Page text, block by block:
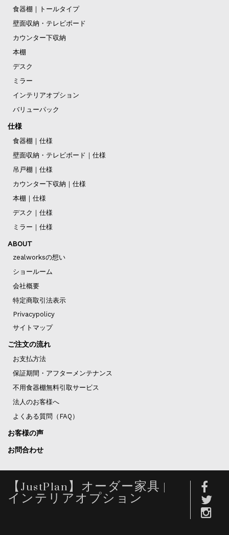
食器棚｜トールタイプ
壁面収納・テレビボード
カウンター下収納
本棚
デスク
ミラー
インテリアオプション
バリューパック
仕様
食器棚｜仕様
壁面収納・テレビボード｜仕様
吊戸棚｜仕様
カウンター下収納｜仕様
本棚｜仕様
デスク｜仕様
ミラー｜仕様
ABOUT
zealworksの想い
ショールーム
会社概要
特定商取引法表示
Privacypolicy
サイトマップ
ご注文の流れ
お支払方法
保証期間・アフターメンテナンス
不用食器棚無料引取サービス
法人のお客様へ
よくある質問（FAQ）
お客様の声
お問合わせ
【JustPlan】オーダー家具 |
インテリアオプション